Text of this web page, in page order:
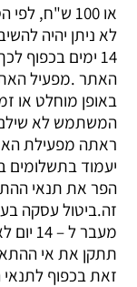
או 100 ש"ח,
לא ניתן יהיה
14 ימים בכפוף
האתר .מפעיל
באופן מוחלט או
המשתמש לא
ראתה מפעילת
יעמוד
הפר את תנאי
זה.ביטול עסקה
מעבר
תתקן את אי
זאת בכפוף לתנאי